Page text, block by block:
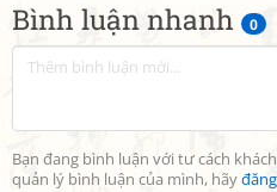
Bình luận nhanh 0
Bạn đang bình luận với tư cách
quản lý bình luận của mình, hãy